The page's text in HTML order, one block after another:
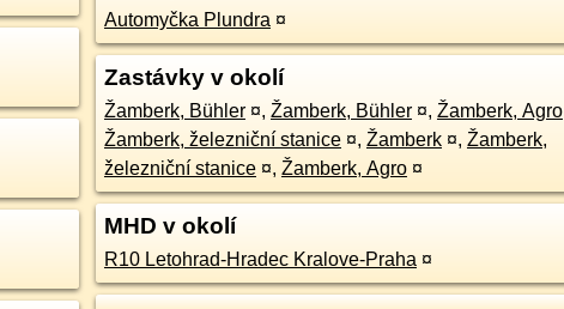
Automyčka Plundra ¤
Zastávky v okolí
Žamberk, Bühler ¤, Žamberk, Bühler ¤, Žamberk, Agro
Žamberk, železniční stanice ¤, Žamberk ¤, Žamberk,
železniční stanice ¤, Žamberk, Agro ¤
MHD v okolí
R10 Letohrad-Hradec Kralove-Praha ¤